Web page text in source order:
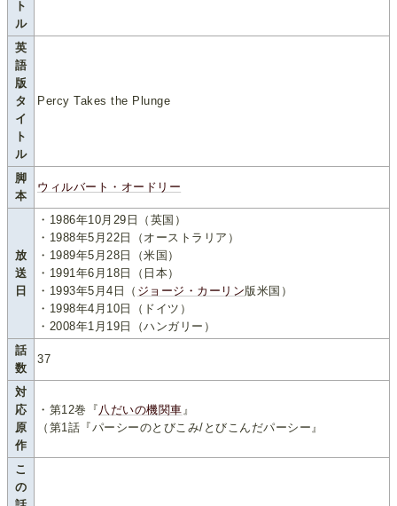
ト
ル
英
語
版
タ
イ
ト
ル
Percy Takes the Plunge
脚
本
ウィルバート・オードリー
放
送
日
・1986年10月29日（英国）
・1988年5月22日（オーストラリア）
・1989年5月28日（米国）
・1991年6月18日（日本）
・1993年5月4日（ ジョージ・カーリン版米国）
・1998年4月10日（ドイツ）
・2008年1月19日（ハンガリー）
話
数
37
対
応
原
作
・第12巻『 八だいの機関車 』
（第1話『パーシーのとびこみ/とびこんだパーシー』
こ
の